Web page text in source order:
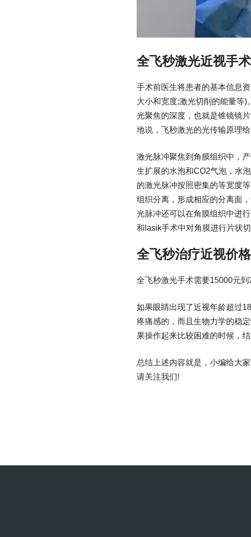
全飞秒激光近视手
手术前医生将患者的基本信息
大小和宽度;激光切削的能量等
光聚焦的深度，也就是锥镜镜
地说，飞秒激光的光传输原理
激光脉冲聚焦到角膜组织中，
生扩展的水泡和CO2气泡，水
的激光脉冲按照密集的等宽度
组织分离，形成相应的分离面
光脉冲还可以在角膜组织中进
和lasik手术中对角膜进行片状
全飞秒治疗近视价格
全飞秒激光手术需要15000元
如果眼睛出现了近视年龄超过
疼痛感的，而且生物力学的稳
果操作起来比较困难的时候，
总结上述内容就是，小编给大
请关注我们!